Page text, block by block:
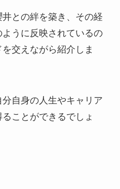
との絆を築き、その経
うに反映されているの
交えながら紹介しま
自身の人生やキャリア
ことができるでしょ